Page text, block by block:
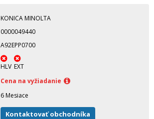
KONICA MINOLTA
0000049440
A92EPP0700
HLV EXT
Cena na vyžiadanie
6 Mesiace
Kontaktovať obchodníka